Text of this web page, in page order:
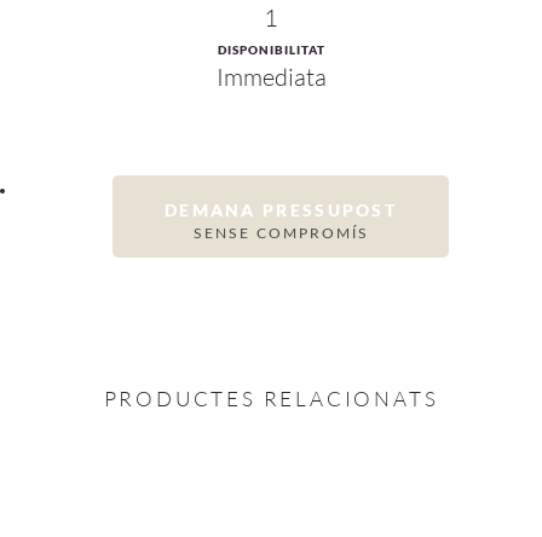
1
DISPONIBILITAT
Immediata
DEMANA PRESSUPOST
SENSE COMPROMÍS
PRODUCTES RELACIONATS